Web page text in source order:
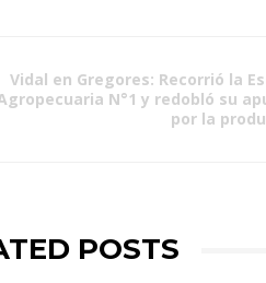
Vidal en Gregores: Recorrió la
N°1 y redobló su
por la
POSTS